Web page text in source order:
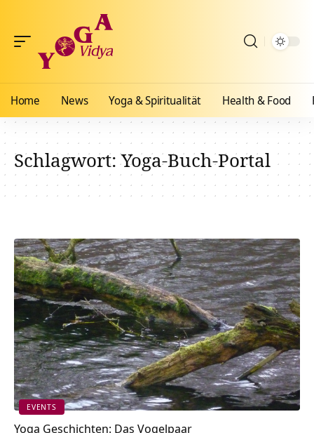
Home News Yoga & Spiritualität Health & Food
Schlagwort:Yoga-Buch-Portal
EVENTS
Yoga Geschichten: Das Vogelpaar